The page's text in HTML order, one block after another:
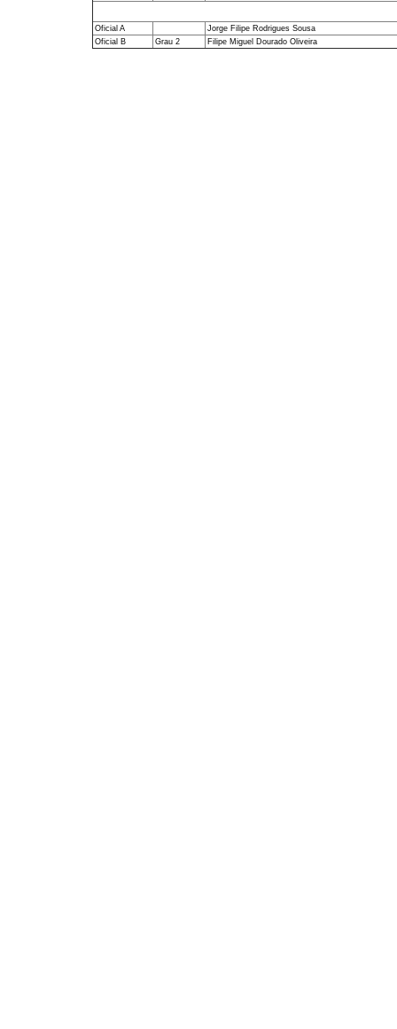
Oficial A
Jorge Filipe Rodrigues Sousa
Oficial B
Grau 2 Filipe Miguel Dourado Oliveira